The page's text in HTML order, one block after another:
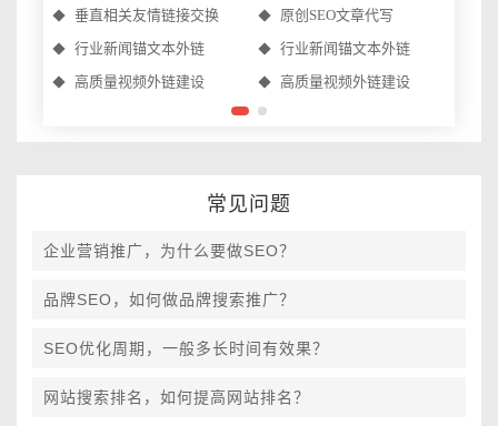
垂直相关友情链接交换
行业新闻锚文本外链
高质量视频外链建设
原创SEO文章代写
行业新闻锚文本外链
高质量视频外链建设
常见问题
企业营销推广，为什么要做SEO？
品牌SEO，如何做品牌搜索推广？
SEO优化周期，一般多长时间有效果？
网站搜索排名，如何提高网站排名？